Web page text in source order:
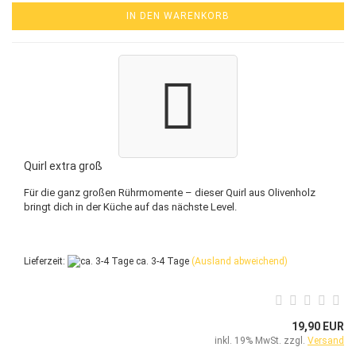
IN DEN WARENKORB
Quirl extra groß
Für die ganz großen Rührmomente – dieser Quirl aus Olivenholz
bringt dich in der Küche auf das nächste Level.
Lieferzeit: ca. 3-4 Tage (Ausland abweichend)
19,90 EUR
inkl. 19% MwSt. zzgl. Versand